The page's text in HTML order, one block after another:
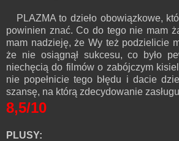
PLAZMA to dzieło obowiązkowe,
powinien znać. Co do tego nie mam
mam nadzieję, że Wy też podzielicie
że nie osiągnął sukcesu, co było
niechęcią do filmów o zabójczym
nie popełnicie tego błędu i dacie
szansę, na którą zdecydowanie
8,5/10
PLUSY: